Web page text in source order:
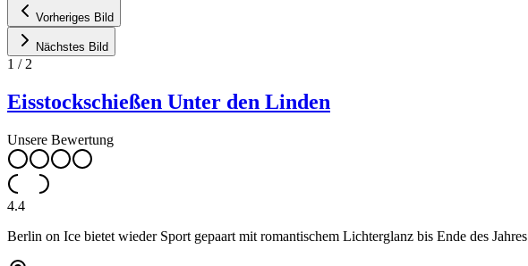
Vorheriges Bild
Nächstes Bild
1 / 2
Eisstockschießen Unter den Linden
Unsere Bewertung
4.4
Berlin on Ice bietet wieder Sport gepaart mit romantischem Lichterglanz bis Ende des